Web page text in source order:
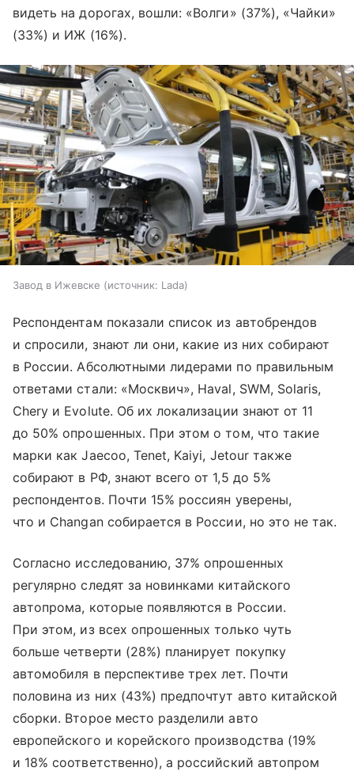
видеть на дорогах, вошли: «Волги» (37%), «Чайки»
(33%) и ИЖ (16%).
Завод в Ижевске источник: Lada
Респондентам показали список из автобрендов
и спросили, знают ли они, какие из них собирают
в России. Абсолютными лидерами по правильным
ответами стали: «Москвич», Haval, SWM, Solaris,
Chery и Evolute. Об их локализации знают от 11
до 50% опрошенных. При этом о том, что такие
марки как Jaecoo, Tenet, Kaiyi, Jetour также
собирают в РФ, знают всего от 1,5 до 5%
респондентов. Почти 15% россиян уверены,
что и Changan собирается в России, но это не так.
Согласно исследованию, 37% опрошенных
регулярно следят за новинками китайского
автопрома, которые появляются в России.
При этом, из всех опрошенных только чуть
больше четверти (28%) планирует покупку
автомобиля в перспективе трех лет. Почти
половина из них (43%) предпочтут авто китайской
сборки. Второе место разделили авто
европейского и корейского производства (19%
и 18% соответственно), а российский автопром